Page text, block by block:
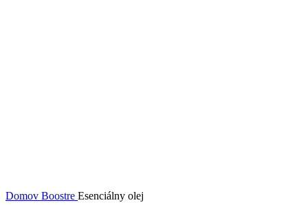
Domov Boostre Esenciálny olej